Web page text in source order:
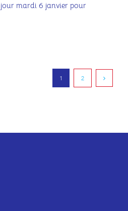
jour mardi 6 janvier pour
1 2